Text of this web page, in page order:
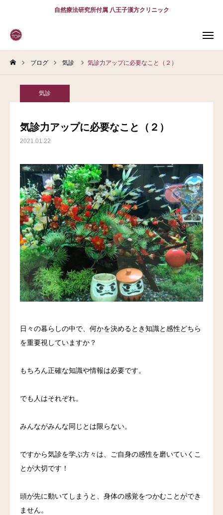
自然療法研究所付属 八王子漢方クリニック
ブログ 気診 気診力アップに必要なこと（２）
気診
気診力アップに必要なこと（２）
2021.01.22
日々の暮らしの中で、何かを決めるとき知識と感性どちら
を重要視していますか？
もちろん正確な知識や情報は必要です。
でも人はそれぞれ。
みんながみんな同じとは限らない。
ですから気診を学ぶ方々は、ご自身の感性を磨いていくこ
とが大切です！
頭が先に動いてしまうと、身体の感覚をつかむことができ
ません。
WEB 予約
電話予約
当院について
診療案内
スタッフ紹介
料金
アクセス
ブログ
気診の学校